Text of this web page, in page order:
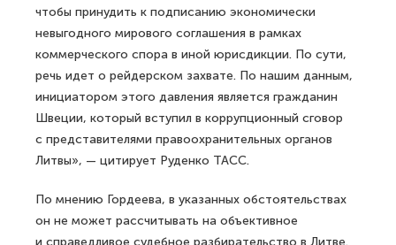
чтобы принудить к подписанию экономически
невыгодного мирового соглашения в рамках
коммерческого спора в иной юрисдикции. По сути,
речь идет о рейдерском захвате. По нашим данным,
инициатором этого давления является гражданин
Швеции, который вступил в коррупционный сговор
с представителями правоохранительных органов
Литвы», — цитирует Руденко ТАСС.
По мнению Гордеева, в указанных обстоятельствах
он не может рассчитывать на объективное